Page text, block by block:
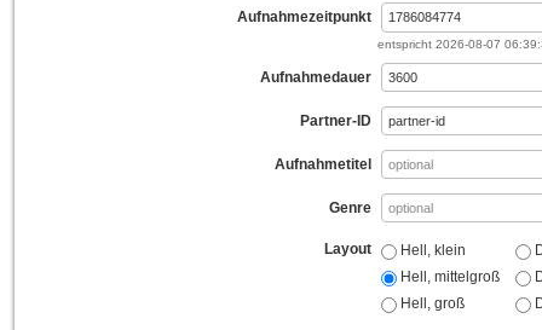
Aufnahmezeitpunkt
entspricht 2026-08-07
Aufnahmedauer
Partner-ID
Aufnahmetitel
Genre
Layout
Hell, klein
Hell, mittelgroß
Hell, groß